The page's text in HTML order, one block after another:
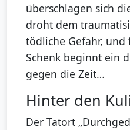
überschlagen sich
droht dem
tödliche Gefahr,
Schenk beginnt ein
gegen die Zeit…
Hinter den
Der Tatort